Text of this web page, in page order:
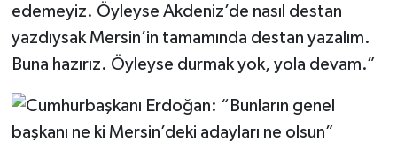
edemeyiz. Öyleyse Akdeniz’de nasıl destan
yazdıysak Mersin’in tamamında destan yazalım.
Buna hazırız. Öyleyse durmak yok, yola devam.”